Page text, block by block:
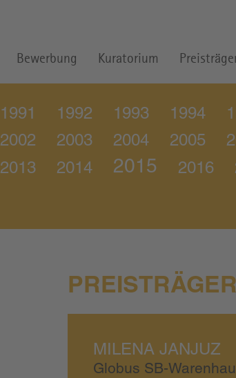
Bewerbung Kuratorium
1991 1992 1993 1994
2002 2003 2004 2005
2013 2014 2015 2016
MILENA JANJUZ
Globus SB-